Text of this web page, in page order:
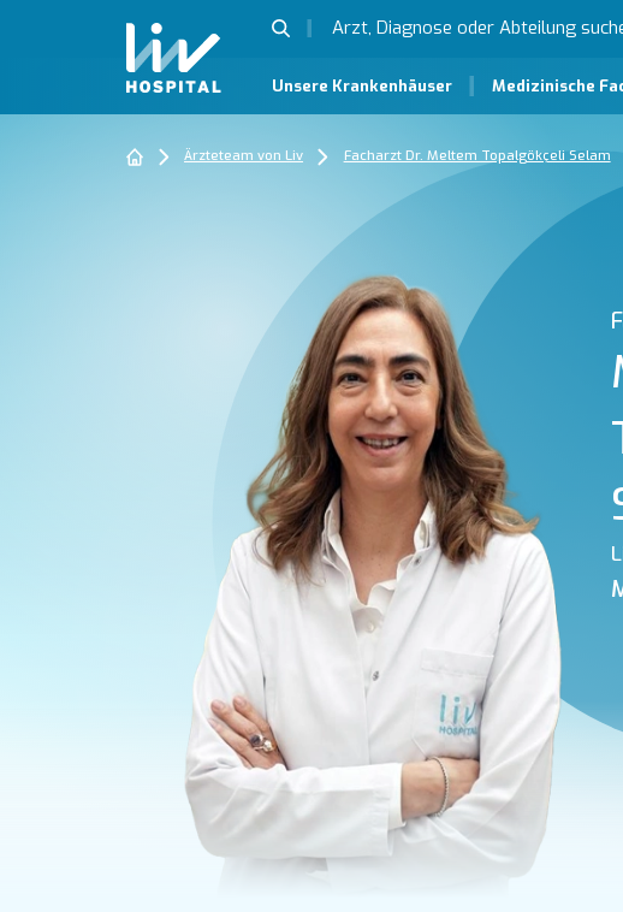
Unsere Krankenhäuser Medizinische
Ärzteteam von Liv Facharzt Dr. Meltem Topalgökçeli Selam